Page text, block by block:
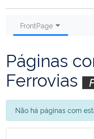
FrontPage
Páginas
Ferrovias
Não há páginas com